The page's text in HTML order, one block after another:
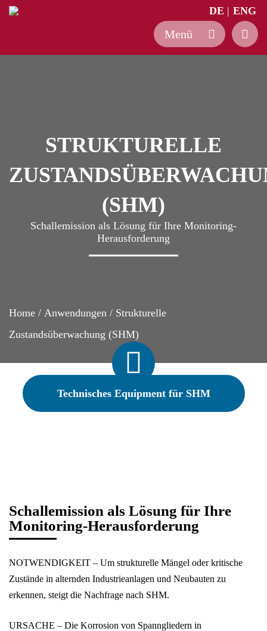
ENG
DE
STRUKTURELLE
(SHM)
Schallemission als Lösung für Ihre Monitoring-
Herausforderung
Home / Anwendungen / Strukturelle
Zustandsüberwachung (SHM)
Technisches Equipment für SHM
Schallemission als Lösung für Ihre
Monitoring-Herausforderung
NOTWENDIGKEIT – Um strukturelle Mängel oder kritische
Zustände in alternden Industrieanlagen und Neubauten zu
erkennen, steigt die Nachfrage nach SHM.
URSACHE – Die Korrosion von Spanngliedern in